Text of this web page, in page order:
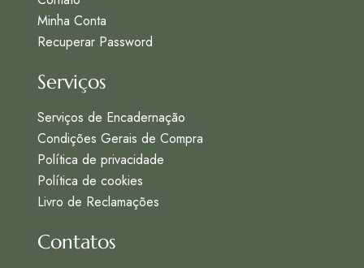
Minha Conta
Recuperar Password
Serviços
Serviços de Encadernação
Condições Gerais de Compra
Política de privacidade
Política de cookies
Livro de Reclamações
Contatos